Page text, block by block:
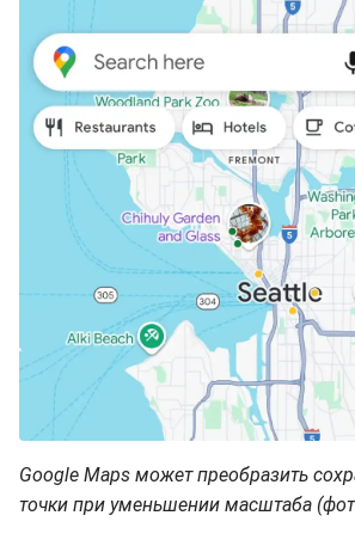
Google Maps может преобразить
точки при уменьшении масштаба